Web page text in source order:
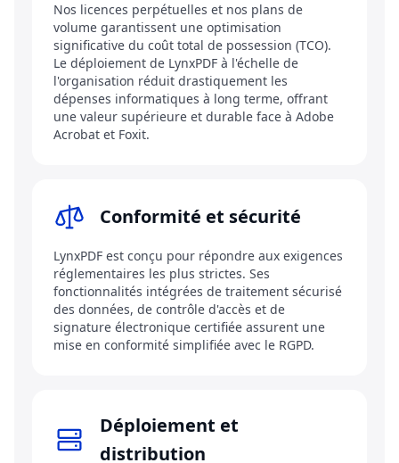
Nos licences perpétuelles et nos plans de
volume garantissent une optimisation
significative du coût total de possession (TCO).
Le déploiement de LynxPDF à l'échelle de
l'organisation réduit drastiquement les
dépenses informatiques à long terme, offrant
une valeur supérieure et durable face à Adobe
Acrobat et Foxit.
Conformité et sécurité
LynxPDF est conçu pour répondre aux exigences
réglementaires les plus strictes. Ses
fonctionnalités intégrées de traitement sécurisé
des données, de contrôle d'accès et de
signature électronique certifiée assurent une
mise en conformité simplifiée avec le RGPD.
Déploiement et
distribution